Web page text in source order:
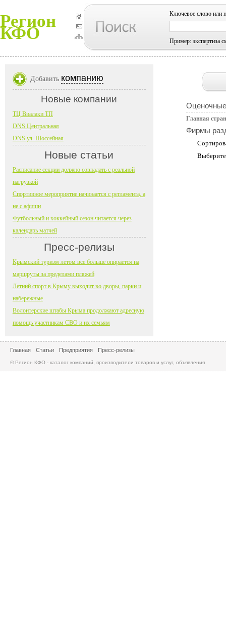
Регион
КФО
Ключевое слово или
Пример: экспертиза
Главная
Фирмы
Добавить компанию
Новые компании
ТЦ Виалаки ТП
DNS Центральная
DNS ул. Шоссейная
Новые статьи
Расписание секции должно совпадать с реальной
нагрузкой
Спортивное мероприятие начинается с регламента, а
не с афиши
Футбольный и хоккейный сезон читается через
календарь матчей
Пресс-релизы
Крымский туризм летом все больше опирается на
маршруты за пределами пляжей
Летний спорт в Крыму выходит во дворы, парки и
набережные
Волонтерские штабы Крыма продолжают адресную
помощь участникам СВО и их семьям
Главная Статьи Предприятия Пресс-релизы
© Регион КФО - каталог компаний, производители товаров и услуг, объявления